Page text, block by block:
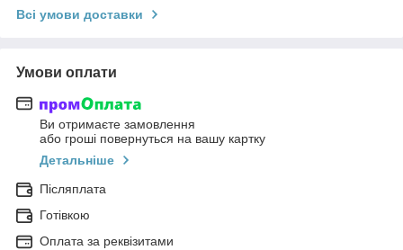
Всі умови доставки
Умови оплати
Ви отримаєте замовлення
або гроші повернуться на вашу картку
Детальніше
Післяплата
Готівкою
Оплата за реквізитами